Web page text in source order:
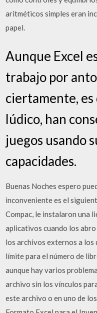
aritméticos simples eran
papel.
Aunque Excel
trabajo por
ciertamente,
lúdico, han
juegos usando
capacidades.
Buenas Noches espero
inconveniente es el
Compac, le instalaron una
aplicativos cuando los
los archivos externos a los
límite para el número de
aunque hay varios
archivo sin los vínculos
este archivo o en uno de